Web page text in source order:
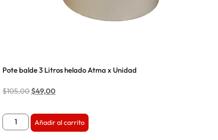
Pote balde 3 Litros helado Atma x Unidad
$105,00$49,00
Añadir al carrito